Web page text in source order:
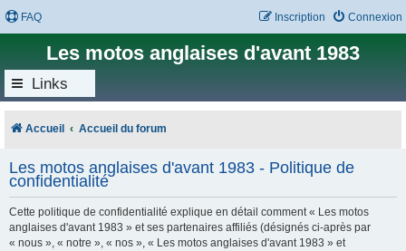
FAQ Connexion
Inscription
Les motos anglaises d'avant 1983
Links
Accueil Accueil du forum
Les motos anglaises d'avant 1983 - Politique de
confidentialité
Cette politique de confidentialité explique en détail comment « Les motos
anglaises d'avant 1983 » et ses partenaires affiliés (désignés ci-après par
« nous », « notre », « nos », « Les motos anglaises d'avant 1983 » et